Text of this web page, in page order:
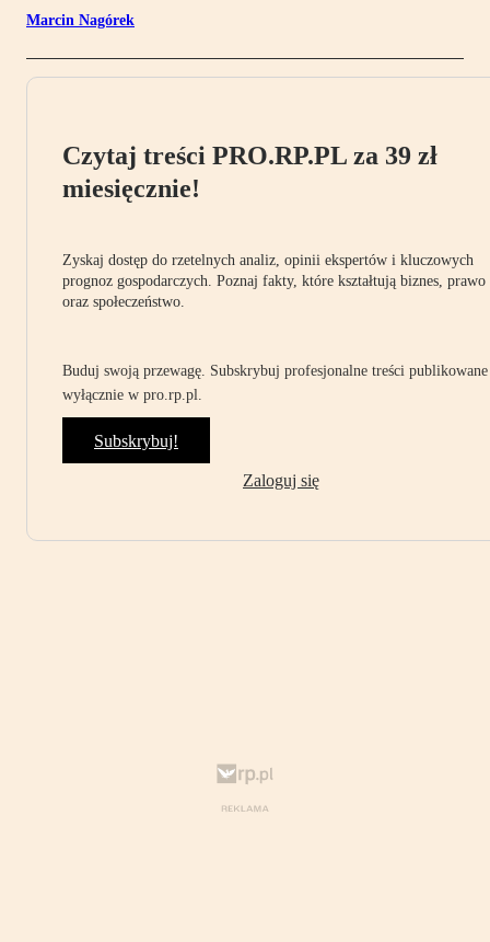
Marcin Nagórek
Czytaj treści PRO.RP.PL za 39 zł
miesięcznie!
Zyskaj dostęp do rzetelnych analiz, opinii ekspertów i kluczowych
prognoz gospodarczych. Poznaj fakty, które kształtują biznes, prawo
oraz społeczeństwo.
Buduj swoją przewagę. Subskrybuj profesjonalne treści publikowane
wyłącznie w pro.rp.pl.
Subskrybuj!
Zaloguj się